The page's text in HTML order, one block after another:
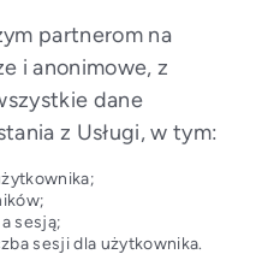
partnerom na
i anonimowe, z
dane
z Usługi, w tym:
sesją;
sesji dla użytkownika.